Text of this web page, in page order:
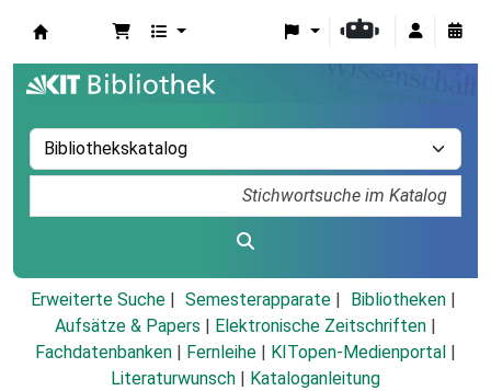
Erweiterte Suche Semesterapparate
Bibliotheken
Aufsätze & Papers
Elektronische Zeitschriften
Fachdatenbanken
Fernleihe KITopen-Medienportal
Literaturwunsch
Kataloganleitung